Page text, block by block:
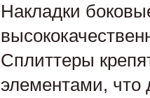
Накладки
Сплиттеры
элементами, что